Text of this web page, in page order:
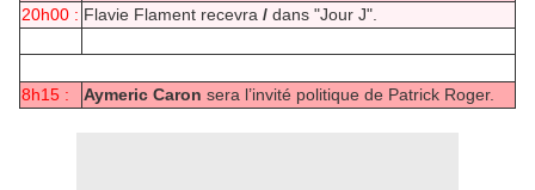
20h00 : Flavie Flament recevra / dans "Jour J".
8h15 : Aymeric Caron sera l’invité politique de Patrick Roger.